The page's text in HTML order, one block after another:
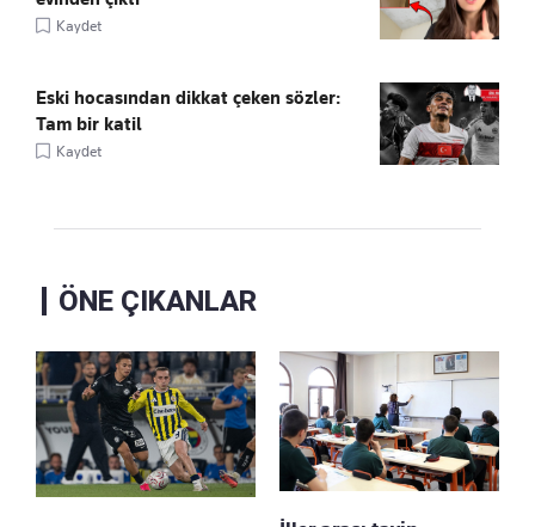
Kaydet
Eski hocasından dikkat çeken sözler:
Tam bir katil
Kaydet
ÖNE ÇIKANLAR